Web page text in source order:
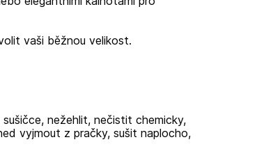
vaši běžnou velikost.
nežehlit, nečistit chemicky,
vyjmout z pračky, sušit naplocho,